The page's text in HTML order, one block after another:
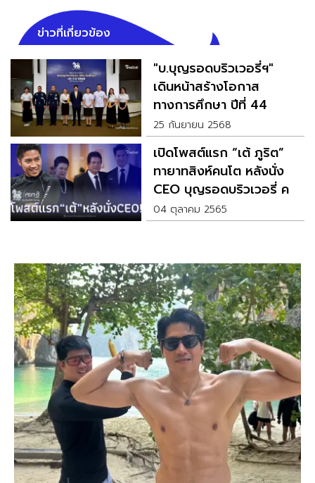
ข่าวที่เกี่ยวข้อง
"บ.บุญรอดบริวเวอรี่ฯ"
เดินหน้าสร้างโอกาส
ทางการศึกษา ปีที่ 44
สร้างเยาวชนคุณภาพ
25 กันยายน 2568
เปิดโพสต์แรก “เต้ ภูริต”
ทายาทสิงห์คนโต หลังนั่ง
CEO บุญรอดบริวเวอรี่ คน
ใหม่
04 ตุลาคม 2565